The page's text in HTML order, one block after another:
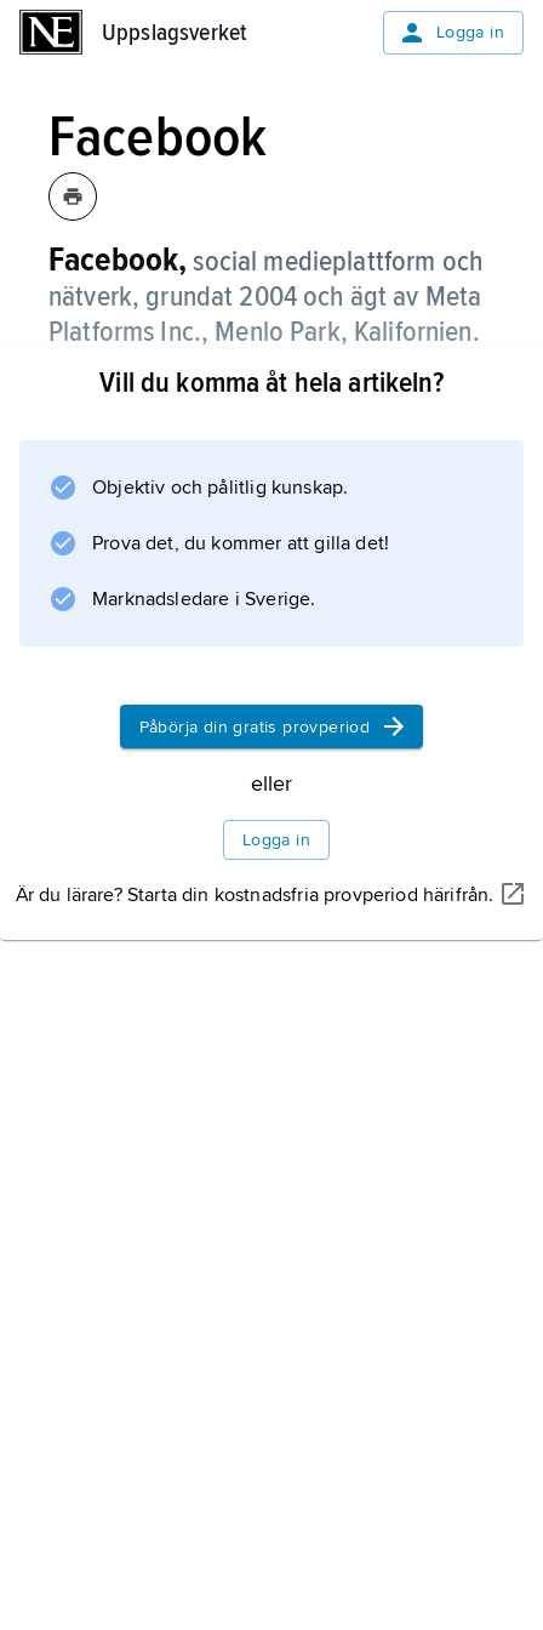
Uppslagsverket Logga in
Facebook
Facebook, social medieplattform och
nätverk, grundat 2004 och ägt av Meta
Platforms Inc., Menlo Park, Kalifornien.
Facebook var från början ett kontaktnätverk
plattformen består av ett algoritmstyrt och
användarnas egna interaktionsmönster och
intressen. Från början var användarfokuset
främst på privata statusuppdateringar och
Vill du komma åt hela artikeln?
Objektiv och pålitlig kunskap.
Prova det, du kommer att gilla det!
Marknadsledare i Sverige.
Påbörja din gratis provperiod
eller
Logga in
Är du lärare? Starta din kostnadsfria provperiod härifrån.